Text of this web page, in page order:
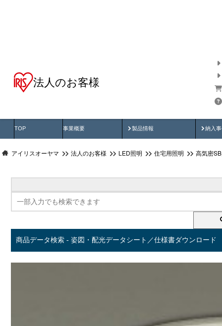
法人のお客様
TOP 事業概要 製品情報
製品動画 納入
納
アイリスオーヤマ 法人のお客様 LED照明 住宅用照明 高気密
商品データ検索 - 姿図・配光データシート／仕様書ダウンロード